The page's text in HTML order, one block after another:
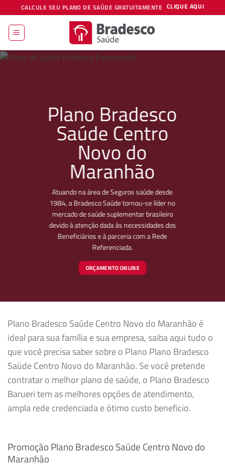
to
content
CALCULE SEU PLANO DE SAÚDE GRATUITAMENTE CLIQUE AQUI
Plano Bradesco
Saúde Centro
Novo do
Maranhão
Atuando na área de Seguros saúde desde
1984, a Bradesco Saúde tornou-se líder no
mercado de saúde suplementar brasileiro
devido à atenção dada às necessidades dos
Beneficiários e à parceria com a Rede
Referenciada.
ORÇAMENTO ONLINE
Plano Bradesco Saúde Centro Novo do Maranhão é
ideal para sua família e sua empresa, saiba aqui tudo o
que você precisa saber sobre o Plano Plano Bradesco
Saúde Centro Novo do Maranhão. Se você pretende
contratar o melhor plano de saúde, o Plano Bradesco
Barueri tem as melhores opções de atendimento,
ampla rede credenciada e ótimo custo beneficio.
Promoção Plano Bradesco Saúde Centro Novo do
Maranhão